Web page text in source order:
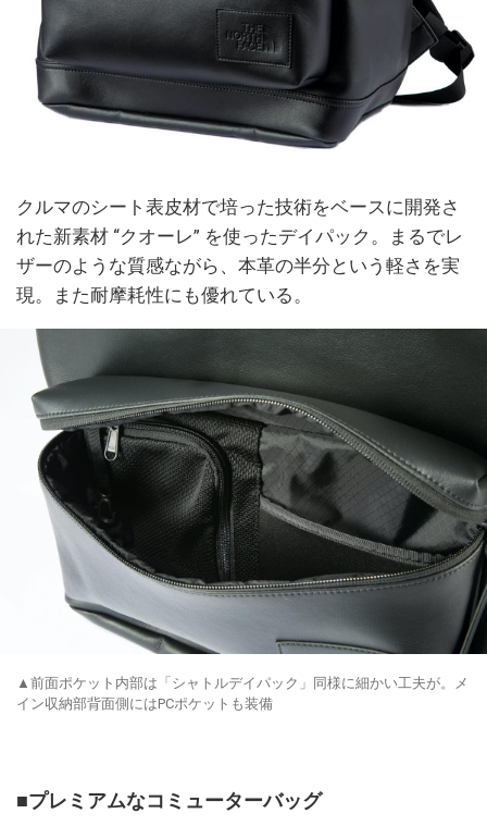
クルマのシート表皮材で培った技術をベースに開発さ
れた新素材 “クオーレ” を使ったデイパック。まるでレ
ザーのような質感ながら、本革の半分という軽さを実
現。また耐摩耗性にも優れている。
▲前面ポケット内部は「シャトルデイパック」同様に細かい工夫が。メ
イン収納部背面側にはPCポケットも装備
■プレミアムなコミューターバッグ